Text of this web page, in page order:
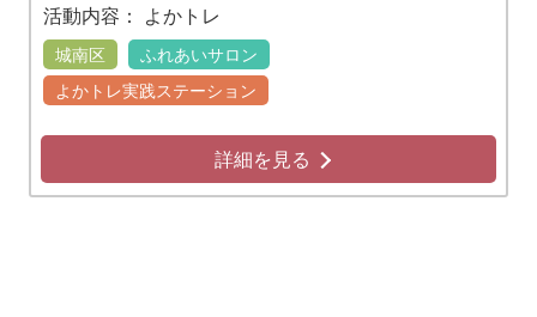
活動内容： よかトレ
城南区
ふれあいサロン
よかトレ実践ステーション
詳細を見る